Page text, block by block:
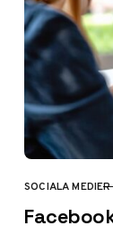
KATEGORI
SOCIALA MEDIER